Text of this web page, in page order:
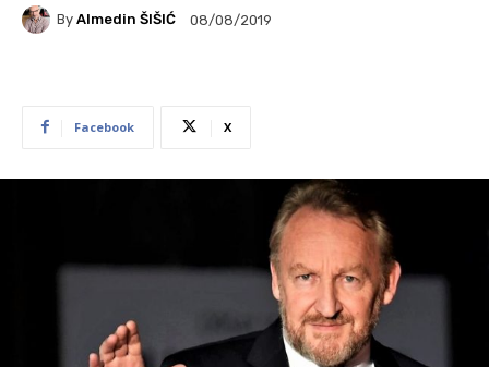
By Almedin ŠIŠIĆ 08/08/2019
Facebook X